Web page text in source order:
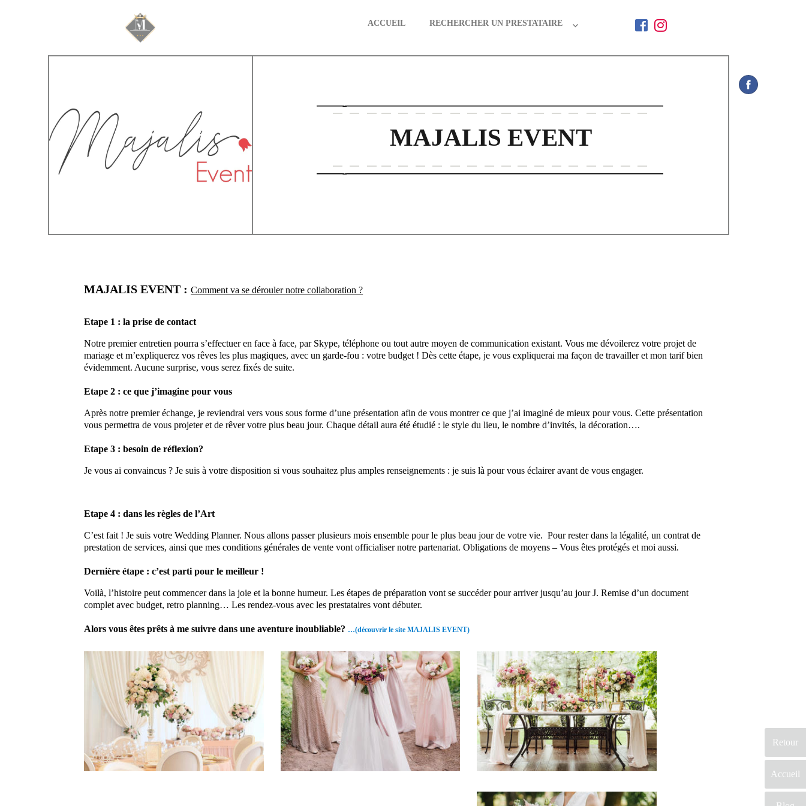
Mariage & Savoir faire
ACCUEIL RECHERCHER UN PRESTATAIRE
Retour
Accueil
MAJALIS EVENT
MAJALIS EVENT :Comment va se dérouler notre collaboration ?
Etape 1 : la prise de contact
Notre premier entretien pourra s’effectuer en face à face, par Skype, téléphone ou tout autre moyen de communication existant. Vous me dévoilerez votre projet de
mariage et m’expliquerez vos rêves les plus magiques, avec un garde-fou : votre budget ! Dès cette étape, je vous expliquerai ma façon de travailler et mon tarif bien
évidemment. Aucune surprise, vous serez fixés de suite.
Etape 2 : ce que j’imagine pour vous
Après notre premier échange, je reviendrai vers vous sous forme d’une présentation afin de vous montrer ce que j’ai imaginé de mieux pour vous. Cette présentation
vous permettra de vous projeter et de rêver votre plus beau jour. Chaque détail aura été étudié : le style du lieu, le nombre d’invités, la décoration….
Etape 3 : besoin de réflexion?
Je vous ai convaincus ? Je suis à votre disposition si vous souhaitez plus amples renseignements : je suis là pour vous éclairer avant de vous engager.
Etape 4 : dans les règles de l’Art
C’est fait ! Je suis votre Wedding Planner. Nous allons passer plusieurs mois ensemble pour le plus beau jour de votre vie. Pour rester dans la légalité, un contrat de
prestation de services, ainsi que mes conditions générales de vente vont officialiser notre partenariat. Obligations de moyens – Vous êtes protégés et moi aussi.
Dernière étape : c’est parti pour le meilleur !
Voilà, l’histoire peut commencer dans la joie et la bonne humeur. Les étapes de préparation vont se succéder pour arriver jusqu’au jour J. Remise d’un document
complet avec budget, retro planning… Les rendez-vous avec les prestataires vont débuter.
Alors vous êtes prêts à me suivre dans une aventure inoubliable? …(découvrir le site MAJALIS EVENT)